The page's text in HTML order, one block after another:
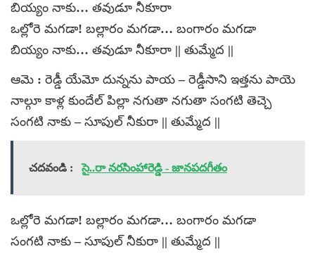
బియ్యం నాకు… తవుడూ నీకూరా
ఒల్లోరె మగడా! బల్లారం మగడా… బంగారం మగడా
బియ్యం నాకు… తవుడూ నీకూరా || తుమ్మేద ||
ఆమె : రెడ్డీ యేమో దున్నను పాయ – రెడ్డీసాని ఇత్తను పాయె
నాల్గూ కాళ్ల కుందేల్‌ పిల్లా నగుతా నగుతా సంగటి తెచ్చె
సంగటి నాకు – సూపుల్‌ నీకురా || తుమ్మేద ||
చదవండి : సై..రా నరసింహారెడ్డి - జానపదగీతం
ఒల్లోరె మగడా! బల్లారం మగడా… బంగారం మగడా
సంగటి నాకు – సూపుల్‌ నీకురా || తుమ్మేద ||